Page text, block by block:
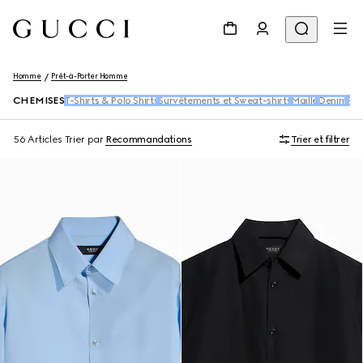
Homme Prêt-à-Porter Homme
CHEMISES T-Shirts & Polo Shirts Survêtements et Sweat-shirts Maille Denim
56 Articles Trier par Recommandations Trier et filtrer